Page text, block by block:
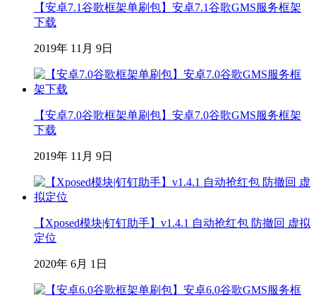
【安卓7.1谷歌框架单刷包】安卓7.1谷歌GMS服务框架
下载
2019年 11月 9日
【安卓7.0谷歌框架单刷包】安卓7.0谷歌GMS服务框架
下载
2019年 11月 9日
【Xposed模块|钉钉助手】v1.4.1 自动抢红包 防撤回 虚拟
定位
2020年 6月 1日